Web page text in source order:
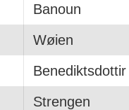
Banoun
Wøien
Benediktsdottir
Strengen